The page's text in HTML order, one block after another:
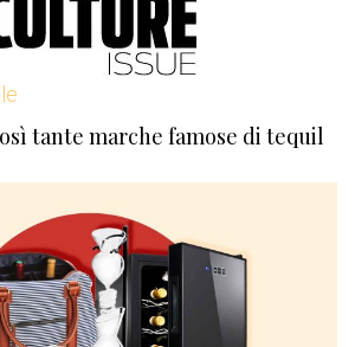
tante marche famose di tequil